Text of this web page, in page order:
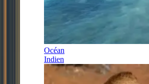
Océan
Indien